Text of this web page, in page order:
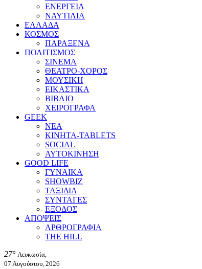
ΕΝΕΡΓΕΙΑ
ΝΑΥΤΙΛΙΑ
ΕΛΛΑΔΑ
ΚΟΣΜΟΣ
ΠΑΡΑΞΕΝΑ
ΠΟΛΙΤΙΣΜΟΣ
ΣΙΝΕΜΑ
ΘΕΑΤΡΟ-ΧΟΡΟΣ
ΜΟΥΣΙΚΗ
ΕΙΚΑΣΤΙΚΑ
ΒΙΒΛΙΟ
ΧΕΙΡΟΓΡΑΦΑ
GEEK
ΝΕΑ
ΚΙΝΗΤΑ-TABLETS
SOCIAL
ΑΥΤΟΚΙΝΗΣΗ
GOOD LIFE
ΓΥΝΑΙΚΑ
SHOWBIZ
ΤΑΞΙΔΙΑ
ΣΥΝΤΑΓΕΣ
ΕΞΟΔΟΣ
ΑΠΟΨΕΙΣ
ΑΡΘΡΟΓΡΑΦΙΑ
THE HILL
27° Λευκωσία,
07 Αυγούστου, 2026